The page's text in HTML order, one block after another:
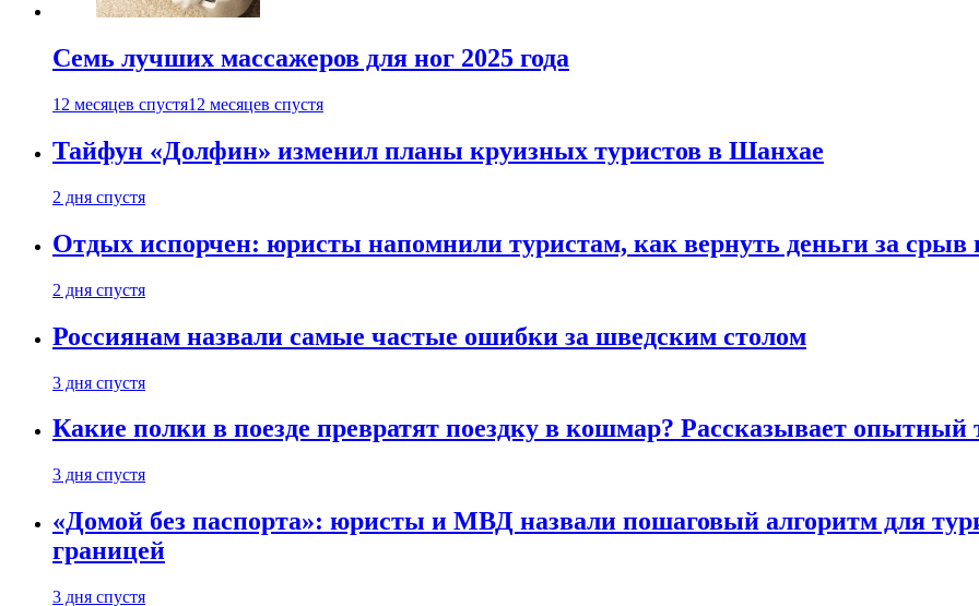
Семь лучших массажеров для ног 2025 года
12 месяцев спустя12 месяцев спустя
Тайфун «Долфин» изменил планы круизных туристов в Шанхае
2 дня спустя
Отдых испорчен: юристы напомнили туристам, как вернуть деньги за срыв
2 дня спустя
Россиянам назвали самые частые ошибки за шведским столом
3 дня спустя
Какие полки в поезде превратят поездку в кошмар? Рассказывает опытный
3 дня спустя
«Домой без паспорта»: юристы и МВД назвали пошаговый алгоритм для
границей
3 дня спустя